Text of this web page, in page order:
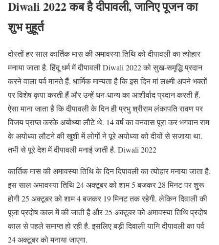
Diwali 2022 कब है दीपावली, जानिए पूजन का
शुभ मुहूर्त
दोस्तों हर साल कार्तिक मास की अमावस्या तिथि को दीपावली का त्योहार
मनाया जाता है. हिंदू धर्म में दीपावली Diwali 2022 को सुख-समृद्धि प्रदान
करने वाला पर्व मानते हैं. धार्मिक मान्यता है कि इस दिन मां लक्ष्मी अपने भक्तों
पर विशेष कृपा करती हैं और उन्हें धन-धान्य का आशीर्वाद प्रदान करती हैं.
ऐसा माना जाता है कि दीपावली के दिन ही प्रभु श्रीराम लंकापति रावण पर
विजय प्राप्त करके अयोध्या लौटे थे. 14 वर्ष का वनवास पूरा कर भगवान राम
के अयोध्या लौटने की खुशी में लोगों ने पूरे अयोध्या को दीयों से सजाया था.
तभी से पूरे देश में दीपावली मनाई जाती है. Diwali 2022
कार्तिक मास की अमावस्या तिथि के दिन दिपावली का त्योहार मनाया जाता है.
इस साल अमावस्या तिथि 24 अक्टूबर को शाम 5 बजकर 28 मिनट पर शुरू
होगी 25 अक्टूबर को शाम 4 बजकर 19 मिनट तक रहेगी. लेकिन दिवाली की
पूजा प्रदोष काल में की जाती है और 25 अक्टूबर को ​अमावस्या तिथि प्रदोष
काल से पहले समाप्त हो रही है. इसलिए बड़ी दिवाली यानि दीपावली का पर्व
24 अक्टूबर को मनाया जाएगा.